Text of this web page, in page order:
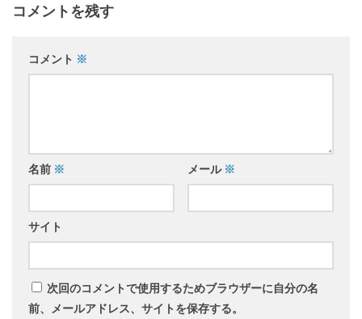
コメントを残す
コメント ※
名前 ※ メール ※
サイト
次回のコメントで使用するためブラウザーに自分の名
前、メールアドレス、サイトを保存する。